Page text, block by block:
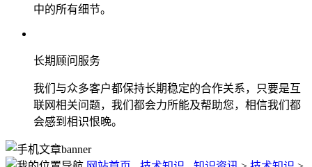
中的所有细节。
长期顾问服务
我们与众多客户都保持长期稳定的合作关系，只要是互
联网相关问题，我们都会力所能及帮助您，相信我们都
会感到相识恨晚。